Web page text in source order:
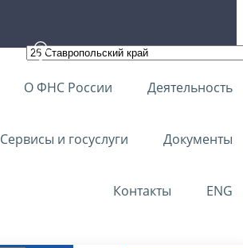
О ФНС России Деятельность
Сервисы и госуслуги Документы
Контакты ENG